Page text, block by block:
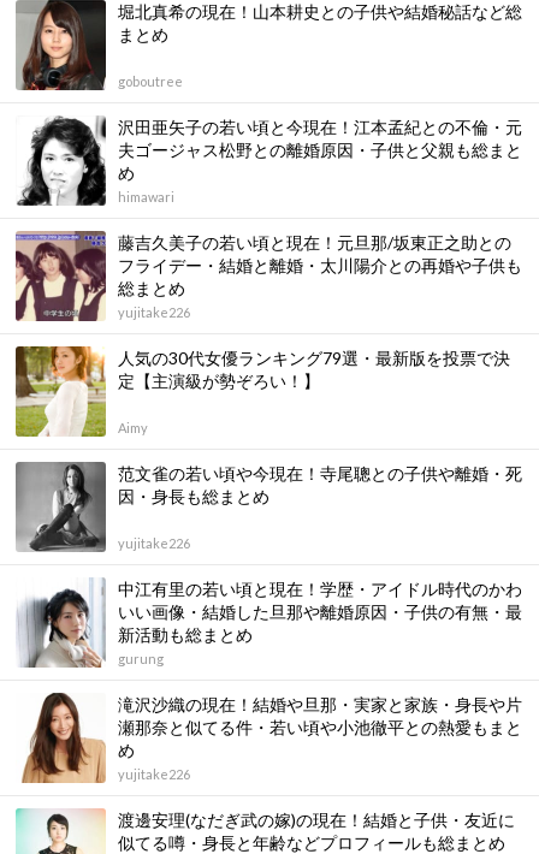
堀北真希の現在！山本耕史との子供や結婚秘話など総
まとめ
goboutree
沢田亜矢子の若い頃と今現在！江本孟紀との不倫・元
夫ゴージャス松野との離婚原因・子供と父親も総まと
め
himawari
藤吉久美子の若い頃と現在！元旦那/坂東正之助との
フライデー・結婚と離婚・太川陽介との再婚や子供も
総まとめ
yujitake226
人気の30代女優ランキング79選・最新版を投票で決
定【主演級が勢ぞろい！】
Aimy
范文雀の若い頃や今現在！寺尾聰との子供や離婚・死
因・身長も総まとめ
yujitake226
中江有里の若い頃と現在！学歴・アイドル時代のかわ
いい画像・結婚した旦那や離婚原因・子供の有無・最
新活動も総まとめ
gurung
滝沢沙織の現在！結婚や旦那・実家と家族・身長や片
瀬那奈と似てる件・若い頃や小池徹平との熱愛もまと
め
yujitake226
渡邊安理(なだぎ武の嫁)の現在！結婚と子供・友近に
似てる噂・身長と年齢などプロフィールも総まとめ